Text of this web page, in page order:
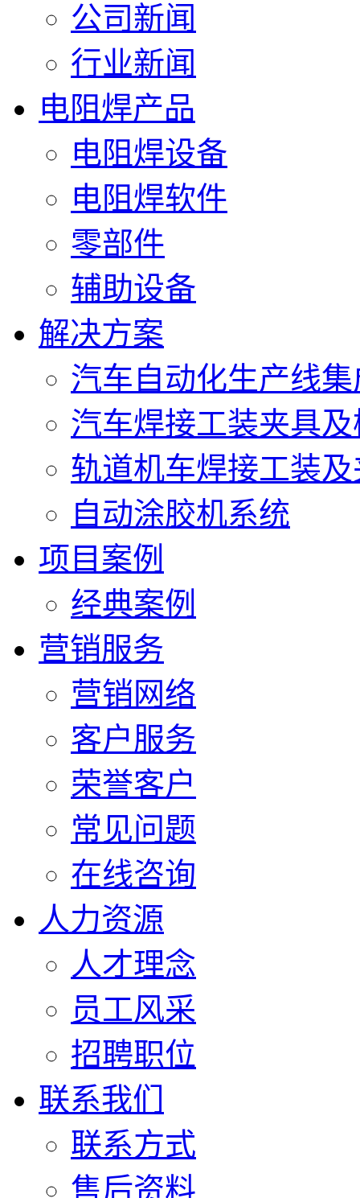
公司新闻
行业新闻
电阻焊产品
电阻焊设备
电阻焊软件
零部件
辅助设备
解决方案
汽车自动化生产线集
汽车焊接工装夹具
轨道机车焊接工装
自动涂胶机系统
项目案例
经典案例
营销服务
营销网络
客户服务
荣誉客户
常见问题
在线咨询
人力资源
人才理念
员工风采
招聘职位
联系我们
联系方式
售后资料